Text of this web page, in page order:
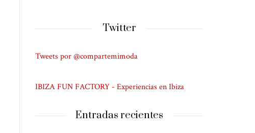
Twitter
Tweets por @compartemimoda
IBIZA FUN FACTORY - Experiencias en Ibiza
Entradas recientes